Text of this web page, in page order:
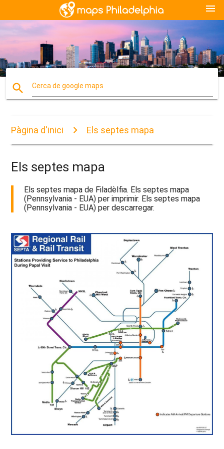
menu
search Cerca de google maps
Pàgina d'inici Els septes mapa
Els septes mapa
Els septes mapa de Filadèlfia. Els septes mapa
(Pennsylvania - EUA) per imprimir. Els septes mapa
(Pennsylvania - EUA) per descarregar.